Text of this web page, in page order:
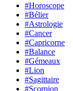
#Horoscope
#Bélier
#Astrologie
#Cancer
#Capricorne
#Balance
#Gémeaux
#Lion
#Sagittaire
#Scorpion